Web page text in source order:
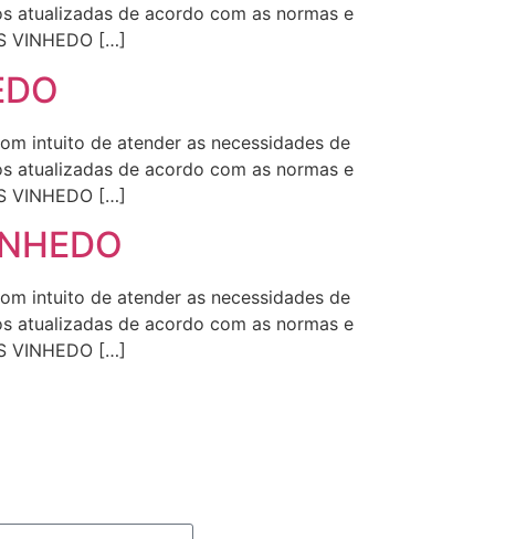
atualizadas de acordo com as normas e
VINHEDO […]
intuito de atender as necessidades de
atualizadas de acordo com as normas e
VINHEDO […]
intuito de atender as necessidades de
atualizadas de acordo com as normas e
VINHEDO […]